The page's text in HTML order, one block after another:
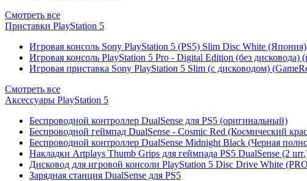
Смотреть все
Приставки PlayStation 5
Игровая консоль Sony PlayStation 5 (PS5) Slim Disc White
Игровая консоль PlayStation 5 Pro - Digital Edition (без
Игровая приставка Sony PlayStation 5 Slim (с дисководом)
Смотреть все
Аксессуары PlayStation 5
Беспроводной контроллер DualSense для PS5 (оригинальный)
Беспроводной геймпад DualSense - Cosmic Red (Космический
Беспроводной контроллер DualSense Midnight Black (Черная
Накладки Artplays Thumb Grips для геймпада PS5 DualSense (2
Дисковод для игровой консоли PlayStation 5 Disc Drive White
Зарядная станция DualSense для PS5